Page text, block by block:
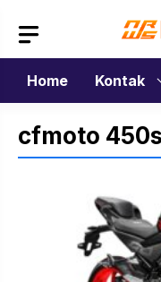
isi
Home
Kontak
cfmoto